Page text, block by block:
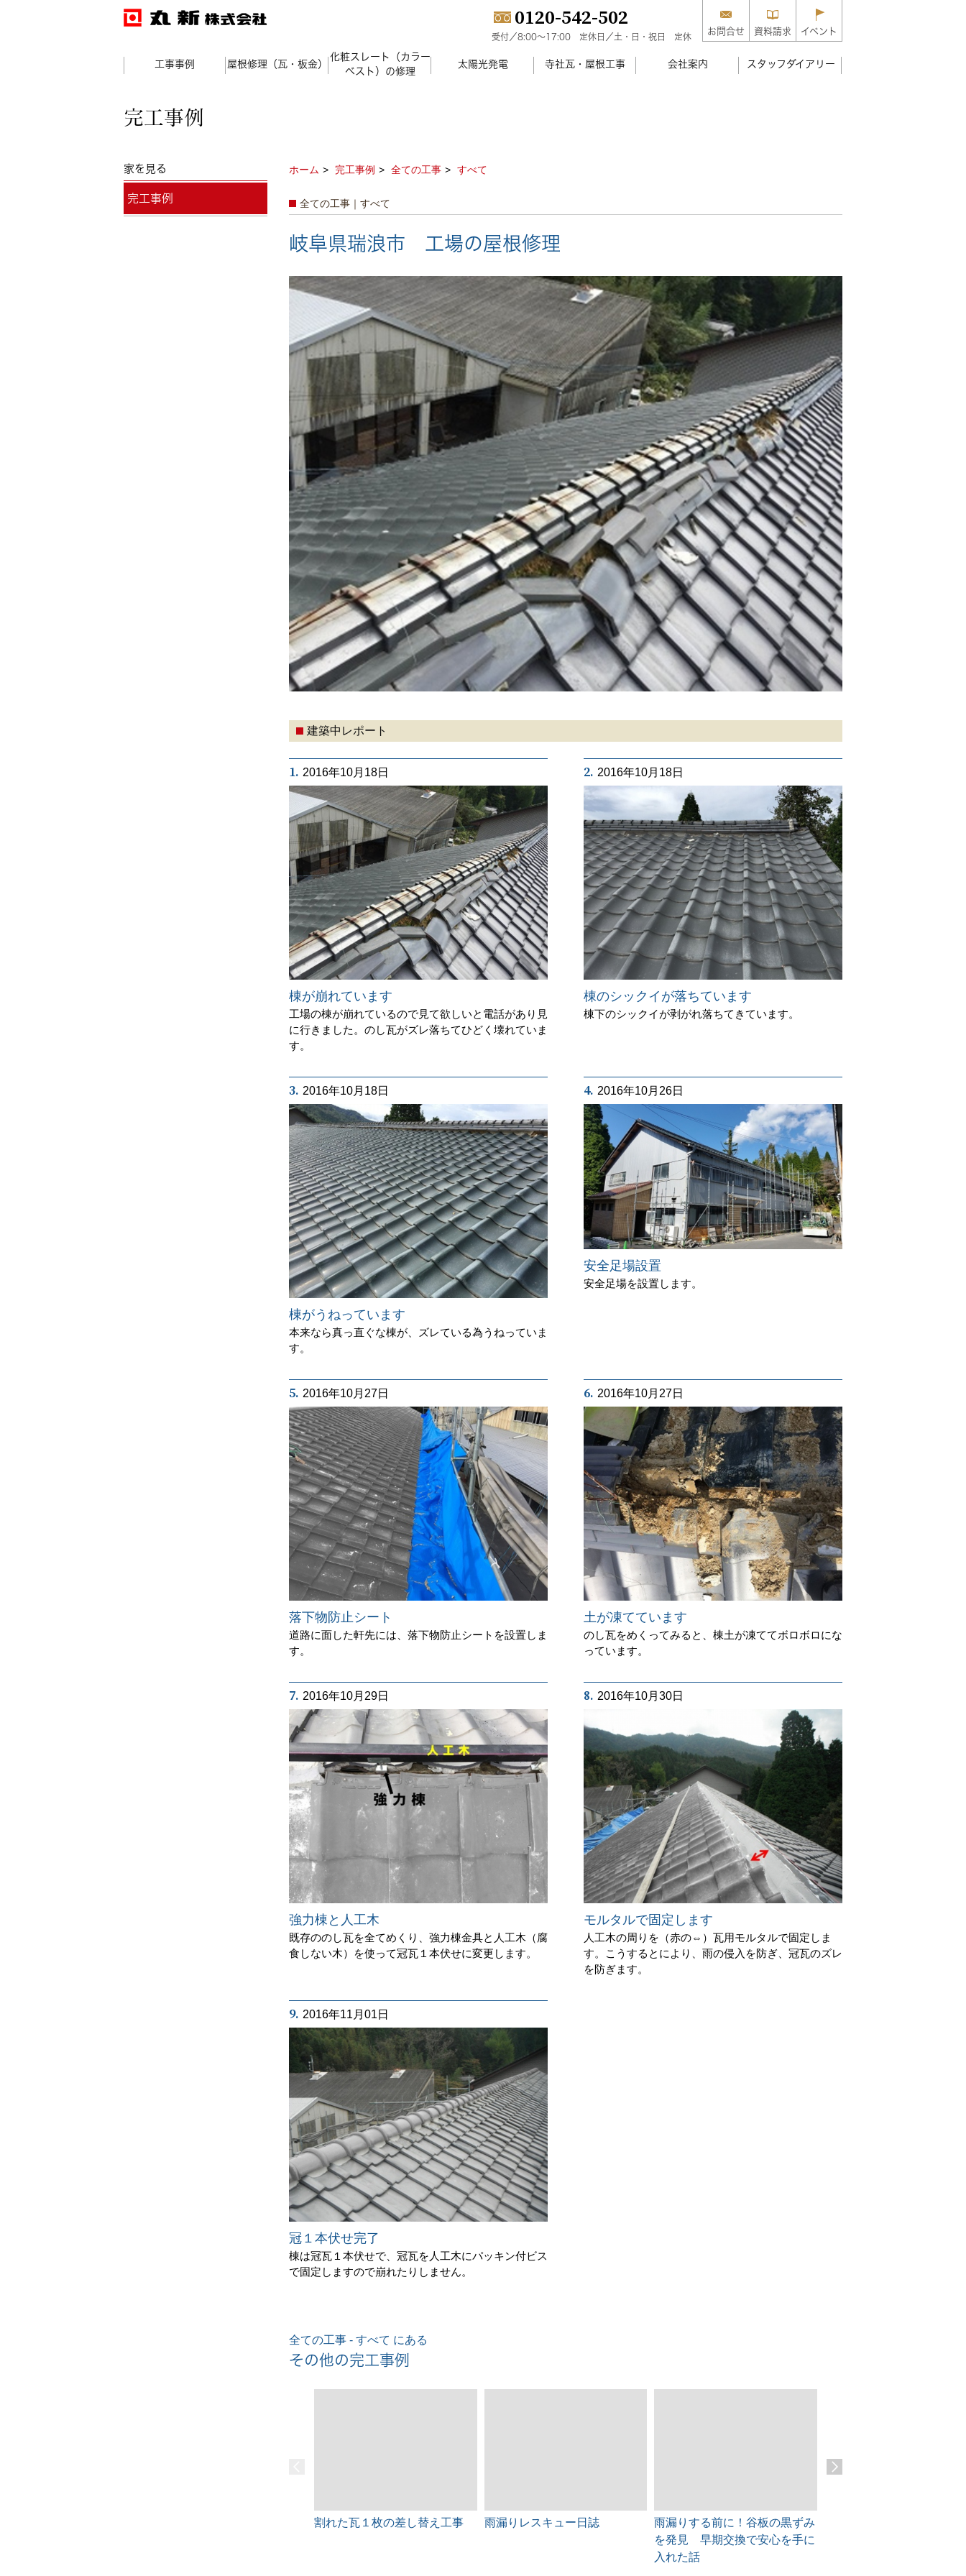
0120-542-502
受付／8:00～17:00 定休日／土・日・祝日 定休
お問合せ 資料請求 イベント
工事事例 屋根修理（瓦・板金）
化粧スレート（カラー
ベスト）の修理
太陽光発電 寺社瓦・屋根工事 会社案内 スタッフダイアリー
完工事例
ホーム 完工事例 全ての工事 すべて
全ての工事｜すべて
岐阜県瑞浪市 工場の屋根修理
建築中レポート
1. 2016年10月18日
棟が崩れています
工場の棟が崩れているので見て欲しいと電話があり見
に行きました。のし瓦がズレ落ちてひどく壊れていま
す。
2. 2016年10月18日
棟のシックイが落ちています
棟下のシックイが剥がれ落ちてきています。
3. 2016年10月18日
棟がうねっています
本来なら真っ直ぐな棟が、ズレている為うねっていま
す。
4. 2016年10月26日
安全足場設置
安全足場を設置します。
5. 2016年10月27日
落下物防止シート
道路に面した軒先には、落下物防止シートを設置しま
す。
6. 2016年10月27日
土が凍てています
のし瓦をめくってみると、棟土が凍ててボロボロにな
っています。
7. 2016年10月29日
強力棟と人工木
既存ののし瓦を全てめくり、強力棟金具と人工木（腐
食しない木）を使って冠瓦１本伏せに変更します。
8. 2016年10月30日
モルタルで固定します
人工木の周りを（赤の⇔）瓦用モルタルで固定しま
す。こうするとにより、雨の侵入を防ぎ、冠瓦のズレ
を防ぎます。
9. 2016年11月01日
冠１本伏せ完了
棟は冠瓦１本伏せで、冠瓦を人工木にパッキン付ビス
で固定しますので崩れたりしません。
全ての工事 - すべて にある
その他の完工事例
割れた瓦１枚の差し替え工事 雨漏りレスキュー日誌
雨漏りする前に！谷板の黒ずみ
を発見 早期交換で安心を手に
入れた話
家を見る
完工事例